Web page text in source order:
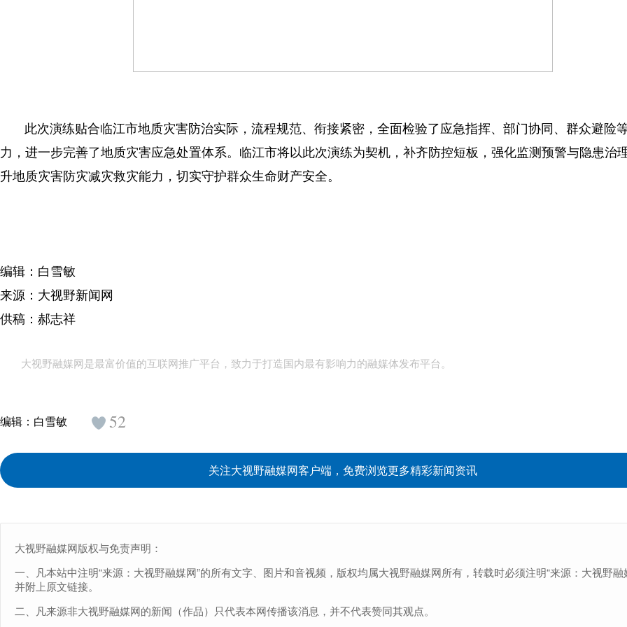
此次演练贴合临江市地质灾害防治实际，流程规范、衔接紧密，全面检验了应急指挥、部门协同、群众避险
力，进一步完善了地质灾害应急处置体系。临江市将以此次演练为契机，补齐防控短板，强化监测预警与隐患治
升地质灾害防灾减灾救灾能力，切实守护群众生命财产安全。
编辑：白雪敏
来源：大视野新闻网
供稿：郝志祥
大视野融媒网是最富价值的互联网推广平台，致力于打造国内最有影响力的融媒体发布平台。
编辑： 白雪敏 52
关注大视野融媒网客户端，免费浏览更多精彩新闻资讯
大视野融媒网版权与免责声明：
一、凡本站中注明“来源：大视野融媒网”的所有文字、图片和音视频，版权均属大视野融媒网所有，转载时必须注明“来源：大视野融
并附上原文链接。
二、凡来源非大视野融媒网的新闻（作品）只代表本网传播该消息，并不代表赞同其观点。